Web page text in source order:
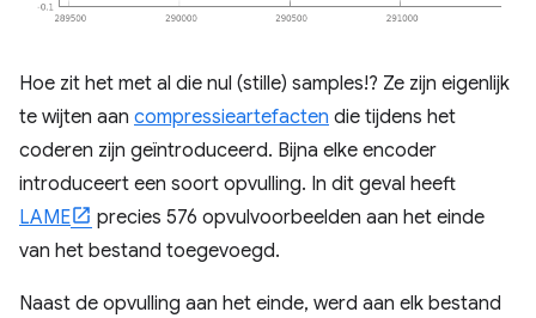
Hoe zit het met al die nul (stille) samples!? Ze zijn eigenlijk
te wijten aan compressieartefacten die tijdens het
coderen zijn geïntroduceerd. Bijna elke encoder
introduceert een soort opvulling. In dit geval heeft
LAME
precies 576 opvulvoorbeelden aan het einde
van het bestand toegevoegd.
Naast de opvulling aan het einde, werd aan elk bestand